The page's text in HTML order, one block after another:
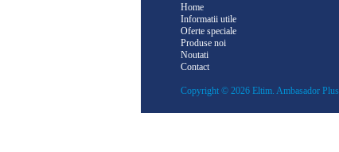
Home
Informatii utile
Oferte speciale
Produse noi
Noutati
Contact
Copyright © 2026 Eltim. Ambasador Plus